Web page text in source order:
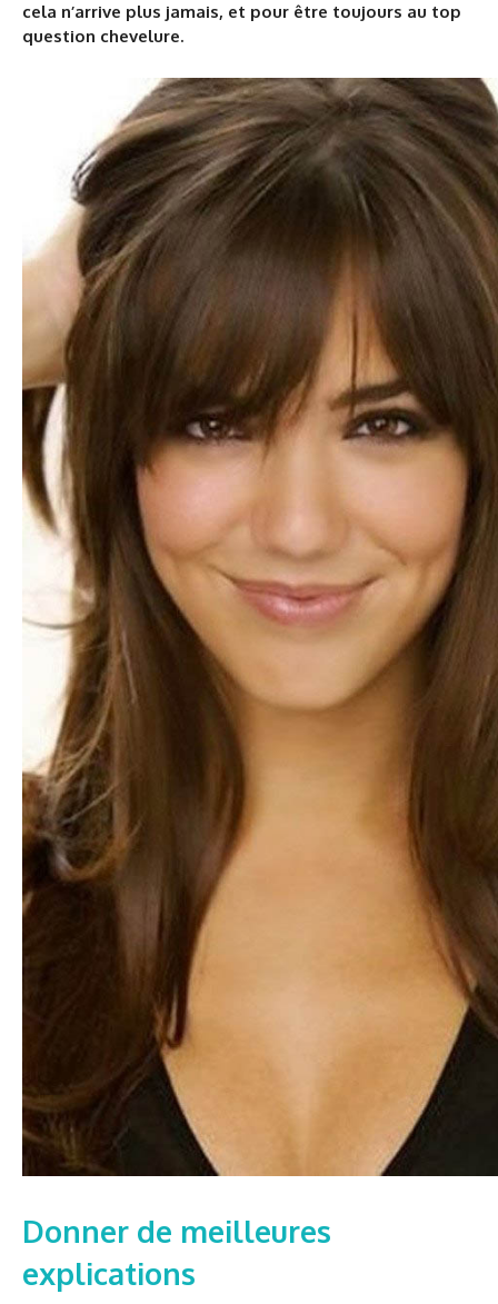
cela n’arrive plus jamais, et pour être toujours au top
question chevelure.
Donner de meilleures
explications